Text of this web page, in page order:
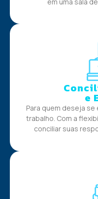
e
Para quem deseja
trabalho. Com a
conciliar suas